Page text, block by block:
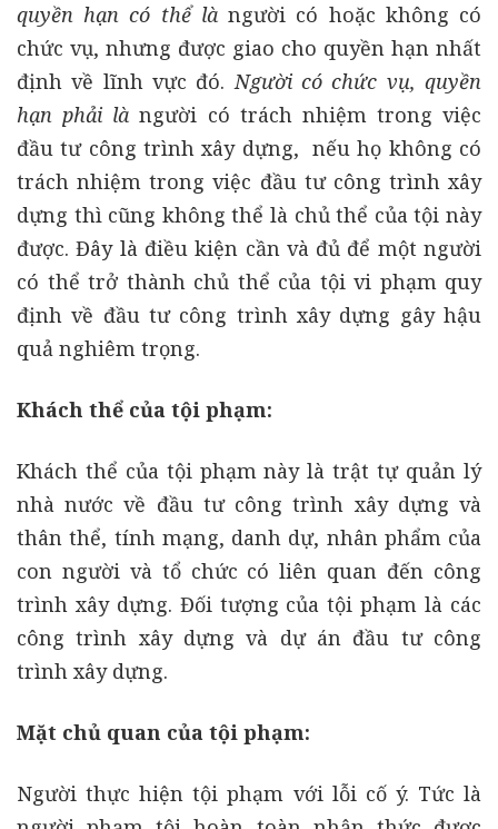
quyền hạn có thể làngười có hoặc không có
chức vụ, nhưng được giao cho quyền hạn nhất
định về lĩnh vực đó.Người có chức vụ, quyền
hạn phải là người có trách nhiệm trong việc
đầu tư công trình xây dựng, nếu họ không có
trách nhiệm trong việc đầu tư công trình xây
dựng thì cũng không thể là chủ thể của tội này
được. Đây là điều kiện cần và đủ để một người
có thể trở thành chủ thể của tội vi phạm quy
định về đầu tư công trình xây dựng gây hậu
quả nghiêm trọng.
Khách thể của tội phạm:
Khách thể của tội phạm này là trật tự quản lý
nhà nước về đầu tư công trình xây dựng và
thân thể, tính mạng, danh dự, nhân phẩm của
con người và tổ chức có liên quan đến công
trình xây dựng. Đối tượng của tội phạm là các
công trình xây dựng và dự án đầu tư công
trình xây dựng.
Mặt chủ quan của tội phạm:
Người thực hiện tội phạm với lỗi cố ý. Tức là